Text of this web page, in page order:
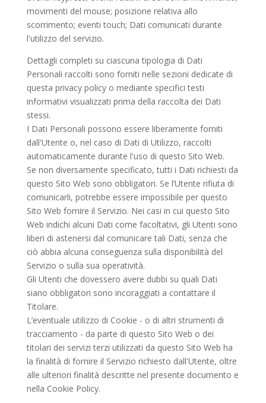
movimenti del mouse; posizione relativa allo
scorrimento; eventi touch; Dati comunicati durante
l'utilizzo del servizio.
Dettagli completi su ciascuna tipologia di Dati
Personali raccolti sono forniti nelle sezioni dedicate di
questa privacy policy o mediante specifici testi
informativi visualizzati prima della raccolta dei Dati
stessi.
I Dati Personali possono essere liberamente forniti
dall'Utente o, nel caso di Dati di Utilizzo, raccolti
automaticamente durante l'uso di questo Sito Web.
Se non diversamente specificato, tutti i Dati richiesti da
questo Sito Web sono obbligatori. Se l’Utente rifiuta di
comunicarli, potrebbe essere impossibile per questo
Sito Web fornire il Servizio. Nei casi in cui questo Sito
Web indichi alcuni Dati come facoltativi, gli Utenti sono
liberi di astenersi dal comunicare tali Dati, senza che
ciò abbia alcuna conseguenza sulla disponibilità del
Servizio o sulla sua operatività.
Gli Utenti che dovessero avere dubbi su quali Dati
siano obbligatori sono incoraggiati a contattare il
Titolare.
L’eventuale utilizzo di Cookie - o di altri strumenti di
tracciamento - da parte di questo Sito Web o dei
titolari dei servizi terzi utilizzati da questo Sito Web ha
la finalità di fornire il Servizio richiesto dall'Utente, oltre
alle ulteriori finalità descritte nel presente documento e
nella Cookie Policy.